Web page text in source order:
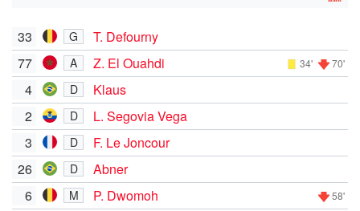
33 G
T. Defourny
77
A Z. El Ouahdi 34' 70'
4 D
Klaus
2
D
L. Segovia Vega
3
D
F. Le Joncour
26
D
Abner
6
M P. Dwomoh 58'